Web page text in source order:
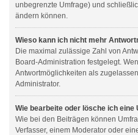
unbegrenzte Umfrage) und
ändern können.
Wieso kann ich nicht mehr
Die maximal zulässige Zahl von
Board-Administration festgelegt.
Antwortmöglichkeiten als
Administrator.
Wie bearbeite oder lösche ich eine
Wie bei den Beiträgen können
Verfasser, einem Moderator oder